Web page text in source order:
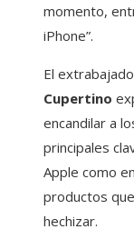
momento,
iPhone”.
El
Cupertino
encandilar a
principales
Apple como
productos
hechizar.